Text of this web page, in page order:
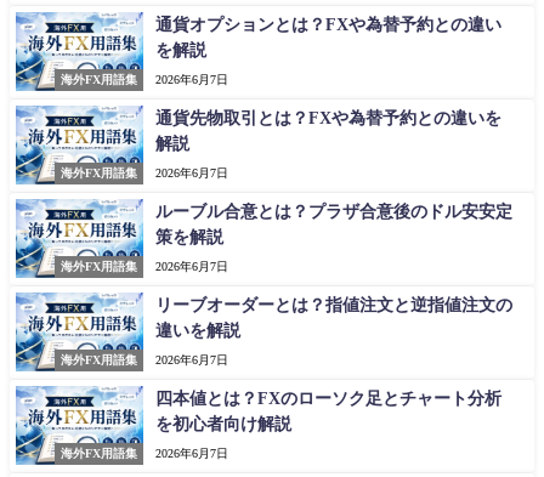
海外FX用語集
通貨オプションとは？FXや為替予約との違い
を解説
2026年6月7日
海外FX用語集
通貨先物取引とは？FXや為替予約との違いを
解説
2026年6月7日
海外FX用語集
ルーブル合意とは？プラザ合意後のドル安安定
策を解説
2026年6月7日
海外FX用語集
リーブオーダーとは？指値注文と逆指値注文の
違いを解説
2026年6月7日
海外FX用語集
四本値とは？FXのローソク足とチャート分析
を初心者向け解説
2026年6月7日